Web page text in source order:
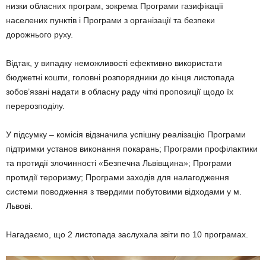
низки обласних програм, зокрема Програми газифікації
населених пунктів і Програми з організації та безпеки
дорожнього руху.
Відтак, у випадку неможливості ефективно використати
бюджетні кошти, головні розпорядники до кінця листопада
зобов’язані надати в обласну раду чіткі пропозиції щодо їх
перерозподілу.
У підсумку – комісія відзначила успішну реалізацію Програми
підтримки установ виконання покарань; Програми профілактики
та протидії злочинності «Безпечна Львівщина»; Програми
протидії тероризму; Програми заходів для налагодження
системи поводження з твердими побутовими відходами у м.
Львові.
Нагадаємо, що 2 листопада заслухала звіти по 10 програмах.